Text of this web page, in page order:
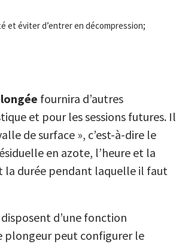
et éviter d’entrer en décompression;
fournira d’autres
et pour les sessions futures. Il
de surface », c’est-à-dire le
en azote, l’heure et la
la durée pendant laquelle il faut
d’une fonction
plongeur peut configurer le